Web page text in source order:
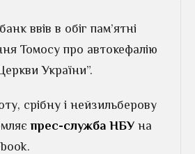
ввів в обіг пам’ятні
Томосу про автокефалію
України”.
срібну і нейзильберову
прес-служба НБУ на